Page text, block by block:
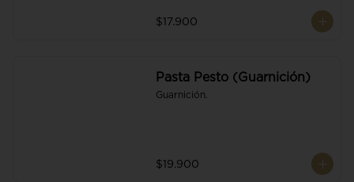
$17.900
Pasta Pesto (Guarnición)
Guarnición.
$19.900